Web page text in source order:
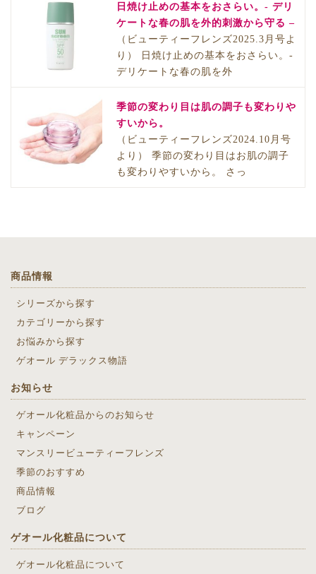
日焼け止めの基本をおさらい。- デリ
ケートな春の肌を外的刺激から守る –
（ビューティーフレンズ2025.3月号よ
り） 日焼け止めの基本をおさらい。-
デリケートな春の肌を外
季節の変わり目は肌の調子も変わりや
すいから。
（ビューティーフレンズ2024.10月号
より） 季節の変わり目はお肌の調子
も変わりやすいから。 さっ
商品情報
シリーズから探す
カテゴリーから探す
お悩みから探す
ゲオール デラックス物語
お知らせ
ゲオール化粧品からのお知らせ
キャンペーン
マンスリービューティーフレンズ
季節のおすすめ
商品情報
ブログ
ゲオール化粧品について
ゲオール化粧品について